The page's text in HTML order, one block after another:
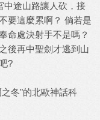
中途山路讓人砍，接
要這麼累啊？ 倘若是
命處決射手不是嗎？
後再中聖劍才逃到山
?
冬"的北歐神話科